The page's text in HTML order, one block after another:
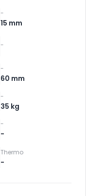
-
15 mm
-
-
60 mm
-
35 kg
-
-
Thermo
-